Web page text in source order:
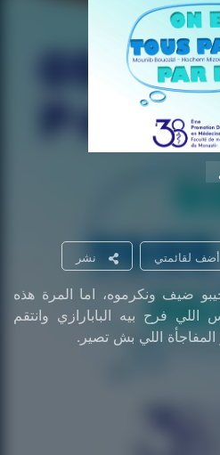
لقائمتي نشر
ضيف ونكرموه، اما المرة هذه
فرح بيه البابارازي وانتقم
اللي بش تصير.